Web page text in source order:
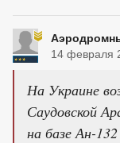
14 февраля
На Украине
Саудовской
на базе Ан-132